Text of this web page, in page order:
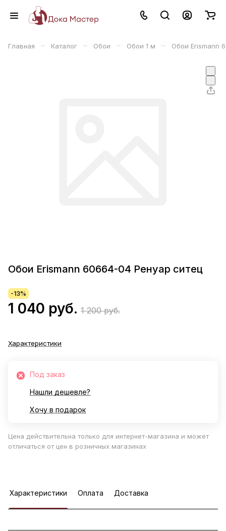
Главная – Каталог – Обои – Обои 1 м – Обои Erismann
Обои Erismann 60664-04 Ренуар ситец
-13%
1 040 руб. 1 200 руб.
Характеристики
Под заказ
Нашли дешевле?
Хочу в подарок
Цена действительна только для интернет-магазина и может
отличаться от цен в розничных магазинах
Характеристики Оплата Доставка